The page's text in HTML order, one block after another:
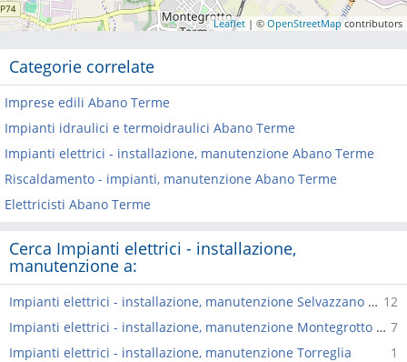
Leaflet | © OpenStreetMapcontributors
Categorie correlate
Imprese edili Abano Terme
Impianti idraulici e termoidraulici Abano Terme
Impianti elettrici - installazione, manutenzione Abano Terme
Riscaldamento - impianti, manutenzione Abano Terme
Elettricisti Abano Terme
Cerca Impianti elettrici - installazione,
manutenzione a:
12
Impianti elettrici - installazione, manutenzione Selvazzano Dentro
7
Impianti elettrici - installazione, manutenzione Montegrotto Terme
1
Impianti elettrici - installazione, manutenzione Torreglia